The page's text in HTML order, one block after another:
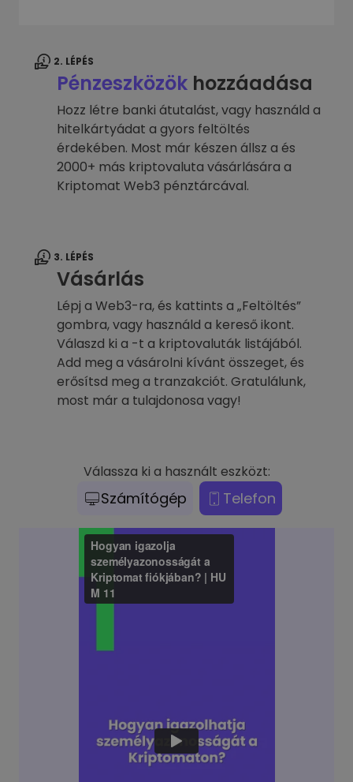
2. LÉPÉS
Pénzeszközök hozzáadása
Hozz létre banki átutalást, vagy használd a
hitelkártyádat a gyors feltöltés
érdekében. Most már készen állsz a és
2000+ más kriptovaluta vásárlására a
Kriptomat Web3 pénztárcával.
3. LÉPÉS
Vásárlás
Lépj a Web3-ra, és kattints a „Feltöltés”
gombra, vagy használd a kereső ikont.
Válaszd ki a -t a kriptovaluták listájából.
Add meg a vásárolni kívánt összeget, és
erősítsd meg a tranzakciót. Gratulálunk,
most már a tulajdonosa vagy!
Válassza ki a használt eszközt:
Számítógép Telefon